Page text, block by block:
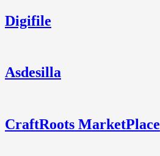
Digifile
Asdesilla
CraftRoots MarketPlace